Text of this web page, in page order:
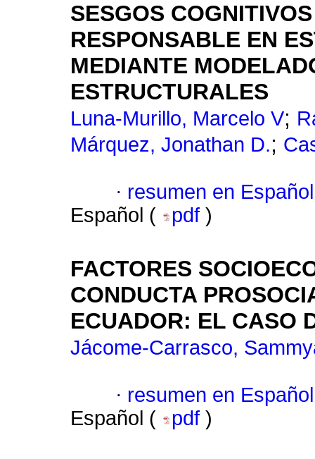
SESGOS
RESPONSABLE EN
MEDIANTE
ESTRUCTURALES
Luna-Murillo, Marcelo V;
Márquez, Jonathan D.;
· resumen en Español
Español (
pdf )
FACTORES
CONDUCTA
ECUADOR: EL CASO
Jácome-Carrasco,
· resumen en Español
Español (
pdf )